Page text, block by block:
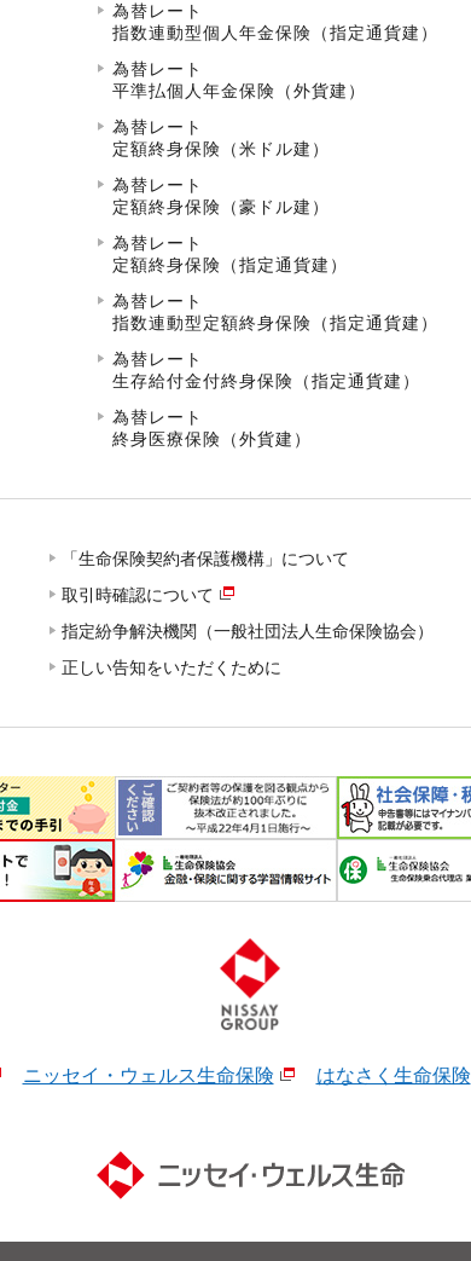
為替レート
指数連動型個人年金保険（指定通貨建）
為替レート
平準払個人年金保険（外貨建）
為替レート
定額終身保険（米ドル建）
為替レート
定額終身保険（豪ドル建）
為替レート
定額終身保険（指定通貨建）
為替レート
指数連動型定額終身保険（指定通貨建）
為替レート
生存給付金付終身保険（指定通貨建）
為替レート
終身医療保険（外貨建）
「生命保険契約者保護機構」について
取引時確認について
指定紛争解決機関（一般社団法人生命保険協会）
正しい告知をいただくために
ニッセイ・ウェルス生命保険 はなさく生命保険